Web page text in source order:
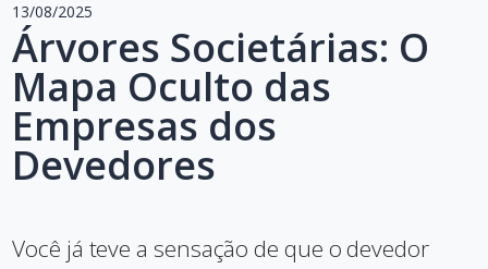
13/08/2025
Árvores Societárias: O
Mapa Oculto das
Empresas dos
Devedores
Você já teve a sensação de que o devedor